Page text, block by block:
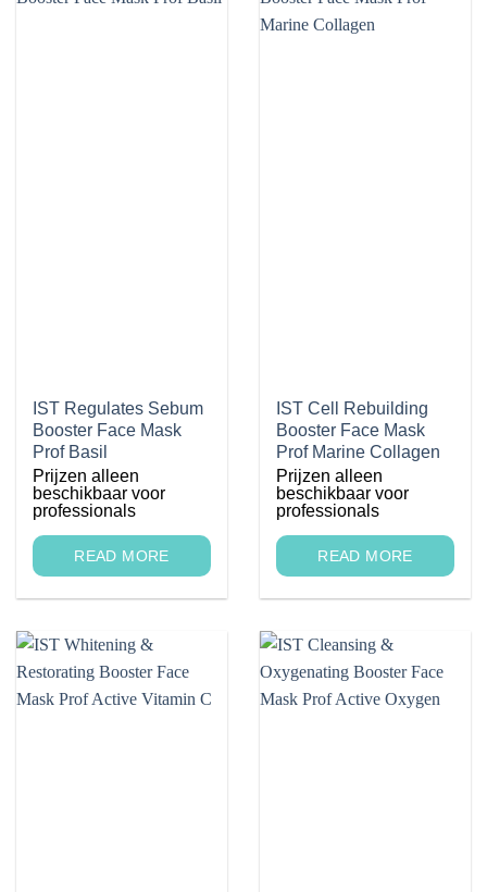
IST Regulates Sebum
Booster Face Mask
Prof Basil
Prijzen alleen
beschikbaar voor
professionals
READ MORE
IST Cell Rebuilding
Booster Face Mask
Prof Marine Collagen
Prijzen alleen
beschikbaar voor
professionals
READ MORE